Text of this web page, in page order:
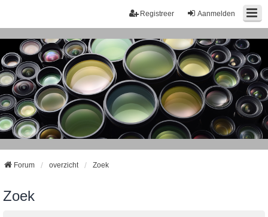
Aanmelden
Registreer
Forum overzicht Zoek
Zoek